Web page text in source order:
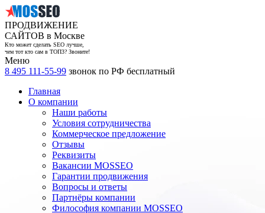
ПРОДВИЖЕНИЕ
САЙТОВ в Москве
Кто может сделать SEO лучше,
чем тот кто сам в ТОП3? Звоните!
Меню
8 495 111-55-99 звонок по РФ бесплатный
Главная
О компании
Наши работы
Условия сотрудничества
Коммерческое предложение
Отзывы
Реквизиты
Вакансии MOSSEO
Гарантии продвижения
Вопросы и ответы
Партнёры компании
Философия компании MOSSEO